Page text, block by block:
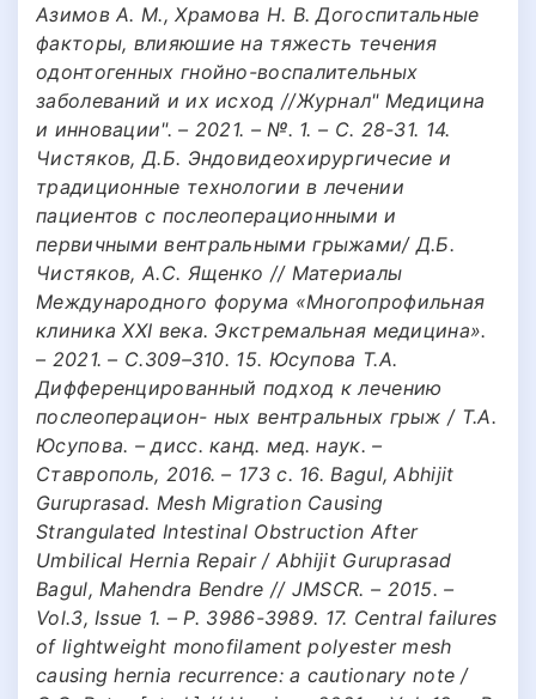
Азимов А. М., Храмова Н. В. Догоспитальные
факторы, влияюшие на тяжесть течения
одонтогенных гнойно-воспалительных
заболеваний и их исход //Журнал" Медицина
и инновации". – 2021. – №. 1. – С. 28-31. 14.
Чистяков, Д.Б. Эндовидеохирургичесие и
традиционные технологии в лечении
пациентов с послеоперационными и
первичными вентральными грыжами/ Д.Б.
Чистяков, А.С. Ященко // Материалы
Международного форума «Многопрофильная
клиника XXI века. Экстремальная медицина».
– 2021. – С.309–310. 15. Юсупова Т.А.
Дифференцированный подход к лечению
послеоперацион- ных вентральных грыж / Т.А.
Юсупова. – дисс. канд. мед. наук. –
Ставрополь, 2016. – 173 с. 16. Bagul, Abhijit
Guruprasad. Mesh Migration Causing
Strangulated Intestinal Obstruction After
Umbilical Hernia Repair / Abhijit Guruprasad
Bagul, Mahendra Bendre // JMSCR. – 2015. –
Vol.3, Issue 1. – P. 3986-3989. 17. Central failures
of lightweight monofilament polyester mesh
causing hernia recurrence: a cautionary note /